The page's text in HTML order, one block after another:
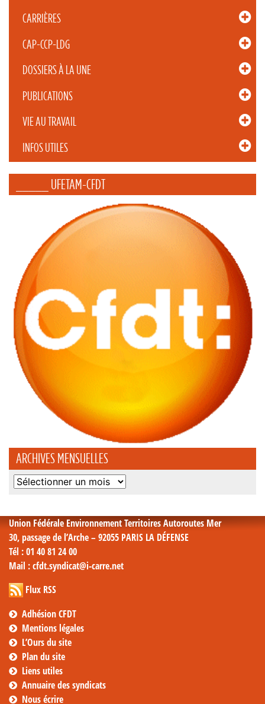
CARRIÈRES
CAP-CCP-LDG
DOSSIERS À LA UNE
PUBLICATIONS
VIE AU TRAVAIL
INFOS UTILES
_____ UFETAM-CFDT
ARCHIVES MENSUELLES
Archives
Union Fédérale Environnement Territoires Autoroutes Mer
30, passage de l’Arche – 92055 PARIS LA DÉFENSE
Tél : 01 40 81 24 00
Mail : cfdt.syndicat@i-carre.net
Flux RSS
Adhésion CFDT
Mentions légales
L’Ours du site
Plan du site
Liens utiles
Annuaire des syndicats
Nous écrire